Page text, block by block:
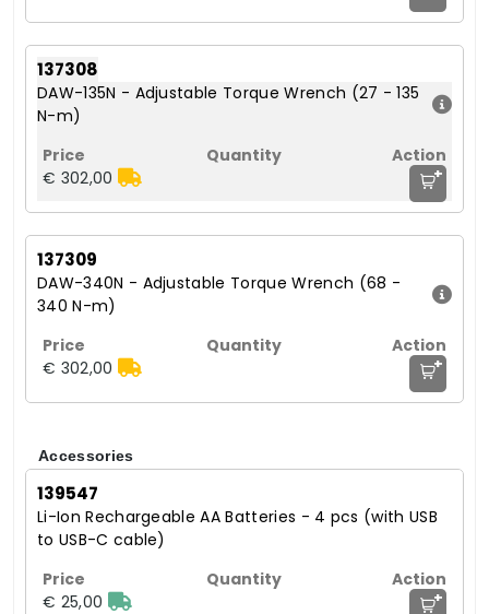
137308
DAW-135N - Adjustable Torque Wrench (27 - 135
N-m)
€ 302,00 +
137309
DAW-340N - Adjustable Torque Wrench (68 -
340 N-m)
€ 302,00 +
Accessories
139547
Li-Ion Rechargeable AA Batteries - 4 pcs (with USB
to USB-C cable)
€ 25,00 +